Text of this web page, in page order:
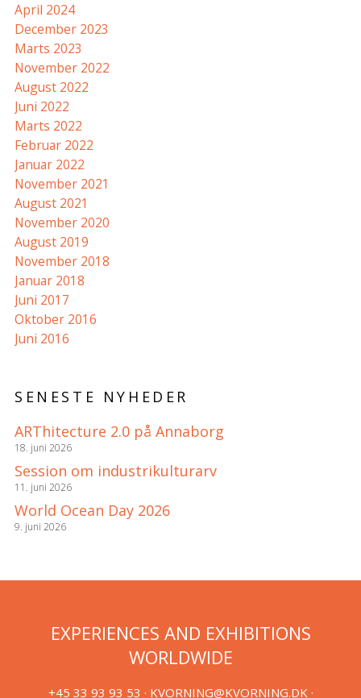
April 2024
December 2023
Marts 2023
November 2022
August 2022
Juni 2022
Marts 2022
Februar 2022
Januar 2022
November 2021
August 2021
November 2020
August 2019
November 2018
Januar 2018
Juni 2017
Oktober 2016
Juni 2016
SENESTE NYHEDER
ARThitecture 2.0 på Annaborg
18. juni 2026
Session om industrikulturarv
11. juni 2026
World Ocean Day 2026
9. juni 2026
EXPERIENCES AND EXHIBITIONS
WORLDWIDE
+45 33 93 93 53 · KVORNING@KVORNING.DK·